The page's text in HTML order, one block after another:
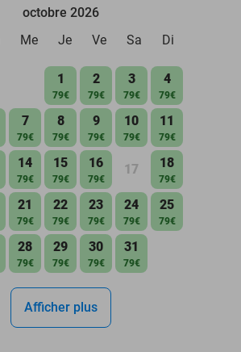
octobre 2026
Me Je Ve Sa Di
1
79€
2
79€
3
79€
4
79€
7
79€
8
79€
9
79€
10
79€
11
79€
14
79€
15
79€
16
79€
17 18
79€
21
79€
22
79€
23
79€
24
79€
25
79€
28
79€
29
79€
30
79€
31
79€
Afficher plus